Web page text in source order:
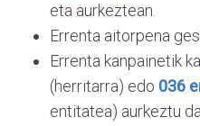
eta aurkeztean.
Errenta aitorpena
Errenta kanpainetik
(herritarra) edo 036
entitatea) aurkeztu